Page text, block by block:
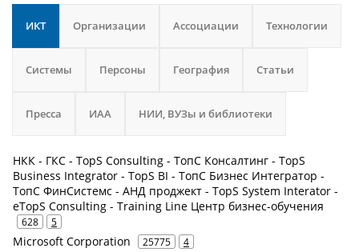
ИКТ Организации Ассоциации Технологии
Системы Персоны География Статьи
Пресса ИАА НИИ, ВУЗы и библиотеки
НКК - ГКС - TopS Consulting - ТопС Консалтинг - TopS
Business Integrator - TopS BI - ТопС Бизнес Интегратор -
ТопС ФинСистемс - АНД проджект - TopS System Interator -
eTopS Consulting - Training Line Центр бизнес-обучения
628 5
Microsoft Corporation 25775 4